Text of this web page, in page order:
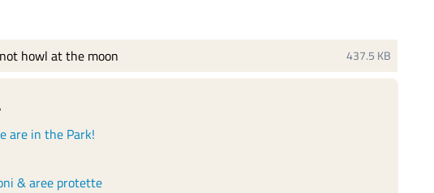
howl at the moon 437.5 KB
are in the Park!
& aree protette